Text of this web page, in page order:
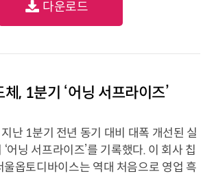
다운로드
, 1분기 ‘어닝 서프라이즈’
난 1분기 전년 동기 대비 대폭 개선된 실
어닝 서프라이즈’를 기록했다. 이 회사 칩
울옵토디바이스는 역대 처음으로 영업 흑